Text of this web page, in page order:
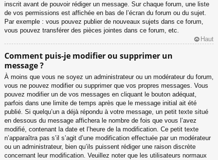
inscrit avant de pouvoir rédiger un message. Sur chaque forum, une liste
de vos permissions est affichée en bas de l’écran du forum ou du sujet.
Par exemple : vous pouvez publier de nouveaux sujets dans ce forum,
vous pouvez transférer des pièces jointes dans ce forum, etc.
Haut
Comment puis-je modifier ou supprimer un
message ?
À moins que vous ne soyez un administrateur ou un modérateur du forum,
vous ne pouvez modifier ou supprimer que vos propres messages. Vous
pouvez modifier un de vos messages en cliquant le bouton adéquat,
parfois dans une limite de temps après que le message initial ait été
publié. Si quelqu’un a déjà répondu à votre message, un petit texte situé
en dessous du message affichera le nombre de fois que vous l’avez
modifié, contenant la date et l’heure de la modification. Ce petit texte
n’apparaîtra pas s’il s’agit d’une modification effectuée par un modérateur
ou un administrateur, bien qu’ils puissent rédiger une raison discrète
concernant leur modification. Veuillez noter que les utilisateurs normaux